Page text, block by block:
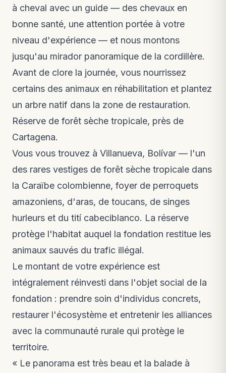
à cheval avec un guide — des chevaux en
bonne santé, une attention portée à votre
niveau d'expérience — et nous montons
jusqu'au mirador panoramique de la cordillère.
Avant de clore la journée, vous nourrissez
certains des animaux en réhabilitation et plantez
un arbre natif dans la zone de restauration.
Réserve de forêt sèche tropicale, près de
Cartagena.
Vous vous trouvez à Villanueva, Bolívar — l'un
des rares vestiges de forêt sèche tropicale dans
la Caraïbe colombienne, foyer de perroquets
amazoniens, d'aras, de toucans, de singes
hurleurs et du tití cabeciblanco. La réserve
protège l'habitat auquel la fondation restitue les
animaux sauvés du trafic illégal.
Le montant de votre expérience est
intégralement réinvesti dans l'objet social de la
fondation : prendre soin d'individus concrets,
restaurer l'écosystème et entretenir les alliances
avec la communauté rurale qui protège le
territoire.
« Le panorama est très beau et la balade à